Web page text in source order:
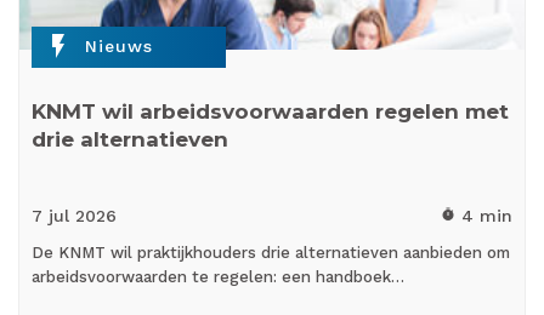
flash_on Nieuws
KNMT wil arbeidsvoorwaarden regelen met
drie alternatieven
7 jul 2026 timer 4 min
De KNMT wil praktijkhouders drie alternatieven aanbieden om
arbeidsvoorwaarden te regelen: een handboek…